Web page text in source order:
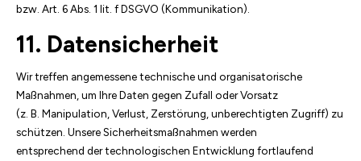
bzw. Art. 6 Abs. 1 lit. f DSGVO (Kommunikation).
11. Datensicherheit
Wir treffen angemessene technische und organisatorische
Maßnahmen, um Ihre Daten gegen Zufall oder Vorsatz
(z. B. Manipulation, Verlust, Zerstörung, unberechtigten Zugriff) zu
schützen. Unsere Sicherheitsmaßnahmen werden
entsprechend der technologischen Entwicklung fortlaufend